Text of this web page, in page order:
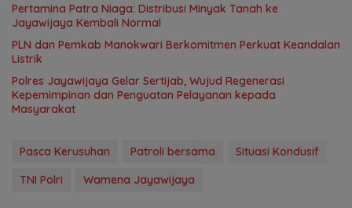
Pertamina Patra Niaga: Distribusi Minyak Tanah ke
Jayawijaya Kembali Normal
PLN dan Pemkab Manokwari Berkomitmen Perkuat Keandalan
Listrik
Polres Jayawijaya Gelar Sertijab, Wujud Regenerasi
Kepemimpinan dan Penguatan Pelayanan kepada
Masyarakat
Pasca Kerusuhan Patroli bersama
Situasi Kondusif
TNI Polri
Wamena Jayawijaya